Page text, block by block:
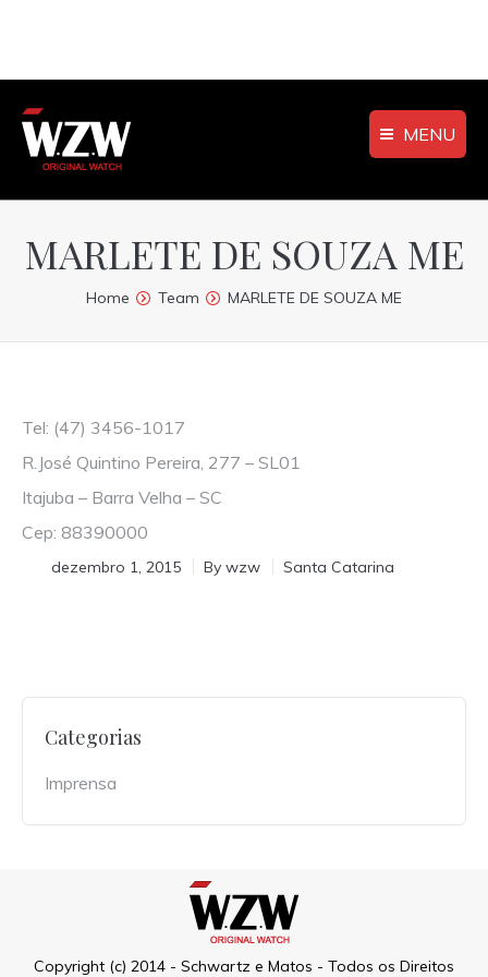
MENU
MARLETE DE SOUZA ME
You are here:
Home Team MARLETE DE SOUZA ME
Tel: (47) 3456-1017
R.José Quintino Pereira, 277 – SL01
Itajuba – Barra Velha – SC
Cep: 88390000
dezembro 1, 2015 By wzw Santa Catarina
Categorias
Imprensa
Copyright (c) 2014 - Schwartz e Matos - Todos os Direitos